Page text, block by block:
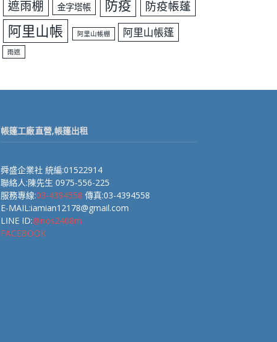
遮雨棚 金字塔帳 防疫 防疫帳蓬
阿里山帳 阿里山帳棚 阿里山帳篷
雨遮
帳篷工廠直營,帳篷出租
舜盛企業社 統編:01522914
聯絡人:陳先生 0975-556-225
服務專線:03-4394558 傳真:03-4394558
E-MAIL:iamian12178@gmail.com
LINE ID:@nos2408m
FACEBOOK